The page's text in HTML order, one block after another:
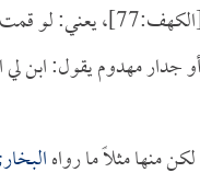
يعني: لو قمت ببناء الجدار مقابل أجرة.
مهدوم يقول: ابن لي
منها مثلاً ما رواه